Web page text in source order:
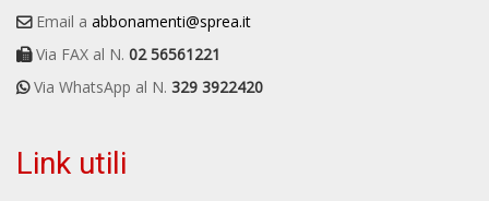
Email a abbonamenti@sprea.it
Via FAX al N. 02 56561221
Via WhatsApp al N. 329 3922420
Link utili